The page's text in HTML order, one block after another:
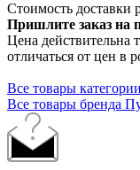
Стоимость доставки
Пришлите заказ на
Цена действительна
отличаться от цен в
Все товары категории
Все товары бренда